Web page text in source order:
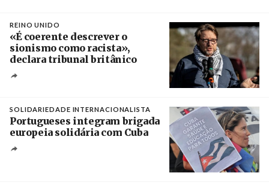
REINO UNIDO
«É coerente descrever o
sionismo como racista»,
declara tribunal britânico
SOLIDARIEDADE INTERNACIONALISTA
Portugueses integram brigada
europeia solidária com Cuba